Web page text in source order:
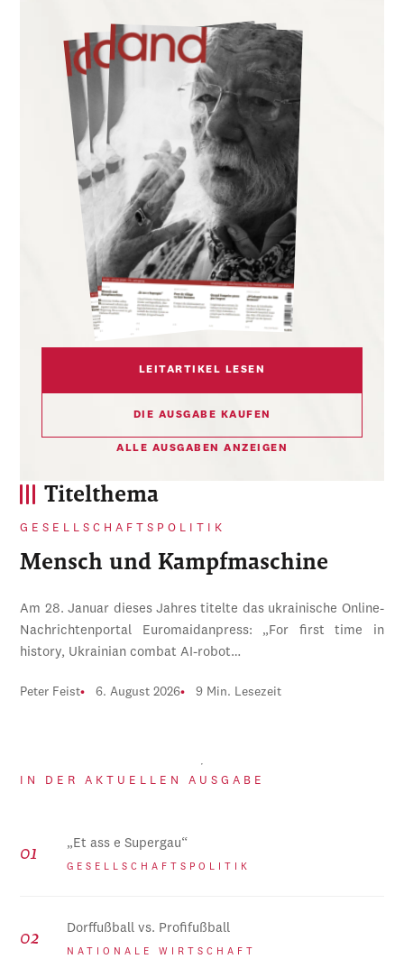
Titelthema
GESELLSCHAFTSPOLITIK
Mensch und Kampfmaschine
Am 28. Januar dieses Jahres titelte das ukrainische Online-
Nachrichtenportal Euromaidanpress: „For first time in
history, Ukrainian combat AI-robot…
Peter Feist 6. August 2026 9 Min. Lesezeit
IN DER AKTUELLEN AUSGABE
„Et ass e Supergau“
GESELLSCHAFTSPOLITIK
Dorffußball vs. Profifußball
NATIONALE WIRTSCHAFT
LEITARTIKEL LESEN
DIE AUSGABE KAUFEN
ALLE AUSGABEN ANZEIGEN